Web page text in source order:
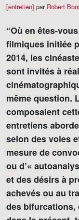
[entretien] par Robert
“Où en êtes-
filmiques initiée
2014, les
sont invités à
même question.
composaient
entretiens
selon des voies
mesure de
ou d’«
et des désirs à
achevés ou au
des bifurcations,